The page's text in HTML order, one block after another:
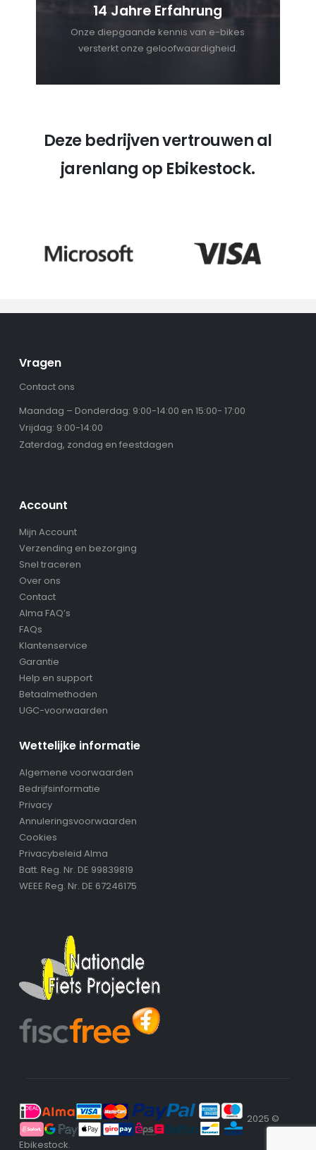
14 Jahre Erfahrung
Onze diepgaande kennis van e-bikes
versterkt onze geloofwaardigheid.
Deze bedrijven vertrouwen al
jarenlang op Ebikestock.
Vragen
Contact ons
Maandag – Donderdag: 9:00-14:00 en 15:00- 17:00
Vrijdag: 9:00-14:00
Zaterdag, zondag en feestdagen
Account
Mijn Account
Verzending en bezorging
Snel traceren
Over ons
Contact
Alma FAQ’s
FAQs
Klantenservice
Garantie
Help en support
Betaalmethoden
UGC-voorwaarden
Wettelijke informatie
Algemene voorwaarden
Bedrijfsinformatie
Privacy
Annuleringsvoorwaarden
Cookies
Privacybeleid Alma
Batt. Reg. Nr. DE 99839819
WEEE Reg. Nr. DE 67246175
2025 ©
Ebikestock.